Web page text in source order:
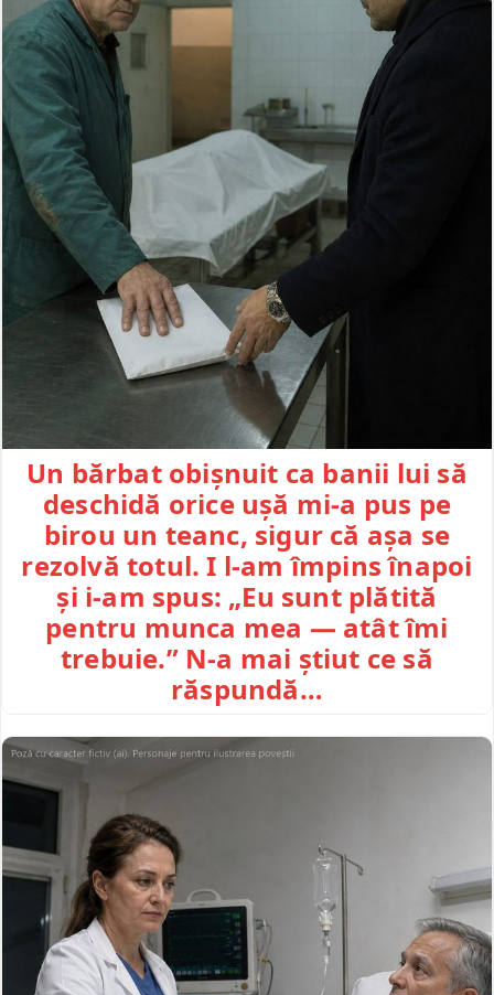
Un bărbat obișnuit ca banii lui să
deschidă orice ușă mi-a pus pe
birou un teanc, sigur că așa se
rezolvă totul. I l-am împins înapoi
și i-am spus: „Eu sunt plătită
pentru munca mea — atât îmi
trebuie.” N-a mai știut ce să
răspundă…